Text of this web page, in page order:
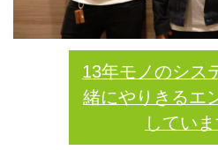
13年モノのシス
緒にやりきるエ
していま